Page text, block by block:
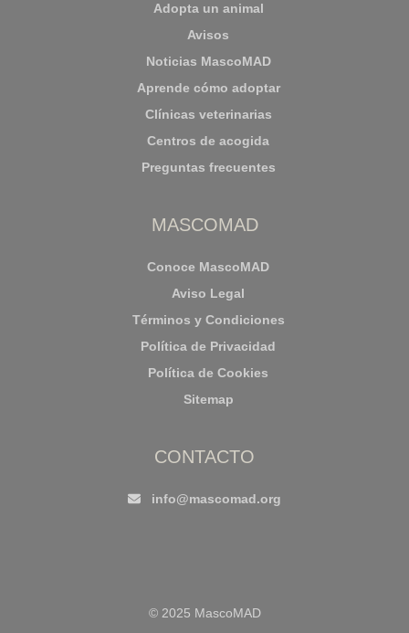
Adopta un animal
Avisos
Noticias MascoMAD
Aprende cómo adoptar
Clínicas veterinarias
Centros de acogida
Preguntas frecuentes
MASCOMAD
Conoce MascoMAD
Aviso Legal
Términos y Condiciones
Política de Privacidad
Política de Cookies
Sitemap
CONTACTO
info@mascomad.org
© 2025 MascoMAD